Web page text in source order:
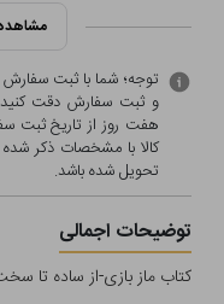
توجه؛ شما با ثبت
و ثبت سفارش دقت
هفت روز از تاریخ ثبت
کالا با مشخصات ذکر
تحویل شده باشد.
توضیحات اجمالی
کتاب ماز بازی-از ساده تا